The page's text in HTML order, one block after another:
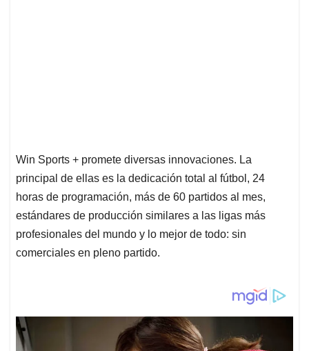
Win Sports + promete diversas innovaciones. La
principal de ellas es la dedicación total al fútbol, 24
horas de programación, más de 60 partidos al mes,
estándares de producción similares a las ligas más
profesionales del mundo y lo mejor de todo: sin
comerciales en pleno partido.